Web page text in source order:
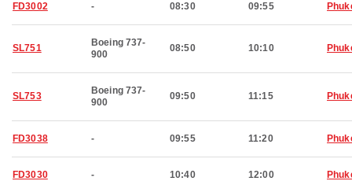
FD3002 - 08:30 09:55
SL751
Boeing 737-
900
08:50 10:10
SL753
Boeing 737-
900
09:50 11:15
FD3038 - 09:55 11:20
FD3030 - 10:40 12:00